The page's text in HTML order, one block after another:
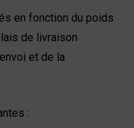
en fonction du poids
de livraison
et de la
: